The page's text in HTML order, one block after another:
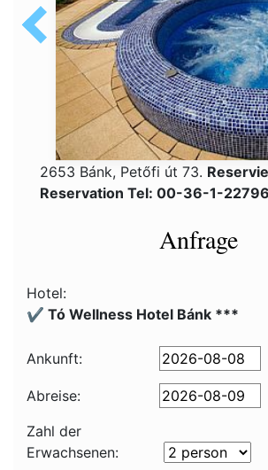
2653 Bánk, Petőfi út 73.
Reservation Tel: 00-36-1-
Anfrage
Hotel:
✔️ Tó Wellness Hotel Bánk ***
Ankunft:
Abreise:
Zahl der
Erwachsenen: